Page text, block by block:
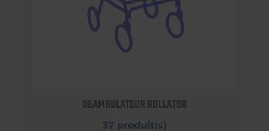
DEAMBULATEUR ROLLATOR
37 produit(s)